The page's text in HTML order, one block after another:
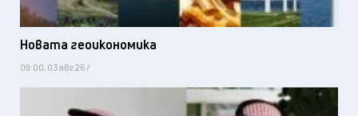
Новата геоикономика
09:00, 03 авг 26 /